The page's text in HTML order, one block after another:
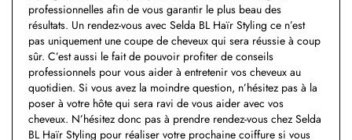
professionnelles afin de vous garantir le plus beau des
résultats. Un rendez-vous avec Selda BL Haïr Styling ce n’est
pas uniquement une coupe de cheveux qui sera réussie à coup
sûr. C’est aussi le fait de pouvoir profiter de conseils
professionnels pour vous aider à entretenir vos cheveux au
quotidien. Si vous avez la moindre question, n’hésitez pas à la
poser à votre hôte qui sera ravi de vous aider avec vos
cheveux. N’hésitez donc pas à prendre rendez-vous chez Selda
BL Haïr Styling pour réaliser votre prochaine coiffure si vous